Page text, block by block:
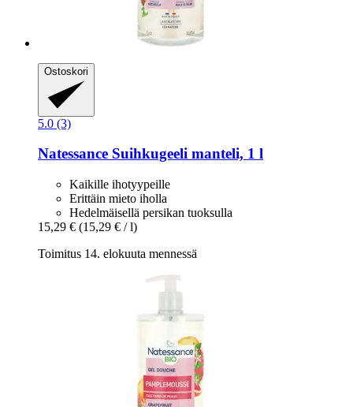
Ostoskori
5.0 (3)
Natessance Suihkugeeli manteli, 1 l
Kaikille ihotyypeille
Erittäin mieto iholla
Hedelmäisellä persikan tuoksulla
15,29 € (15,29 € / l)
Toimitus 14. elokuuta mennessä